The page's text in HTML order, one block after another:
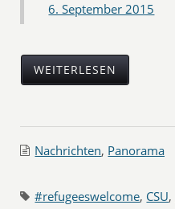
6. September 2015
WEITERLESEN
Nachrichten, Panorama
#refugeeswelcome, CSU,